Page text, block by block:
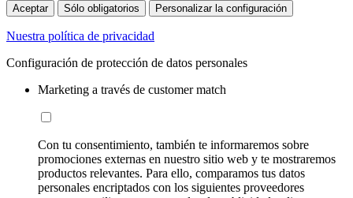
Aceptar Sólo obligatorios Personalizar la configuración
Nuestra política de privacidad
Configuración de protección de datos personales
Marketing a través de customer match
Con tu consentimiento, también te informaremos sobre
promociones externas en nuestro sitio web y te mostraremos
productos relevantes. Para ello, comparamos tus datos
personales encriptados con los siguientes proveedores